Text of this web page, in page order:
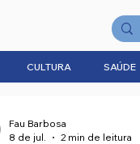
CULTURA SAÚDE
Fau Barbosa
8 de jul.
2 min de leitura